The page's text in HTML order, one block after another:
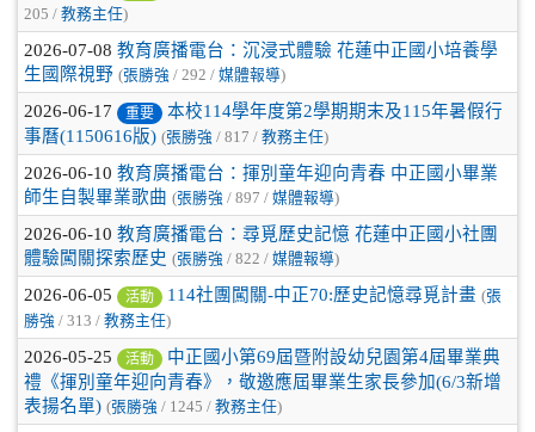
205 / 教務主任)
2026-07-08 教育廣播電台：沉浸式體驗 花蓮中正國小培養學
生國際視野 (張勝強 / 292 / 媒體報導)
2026-06-17 重要
本校114學年度第2學期期末及115年暑假行
事曆(1150616版) (張勝強 / 817 / 教務主任)
2026-06-10 教育廣播電台：揮別童年迎向青春 中正國小畢業
師生自製畢業歌曲 (張勝強 / 897 / 媒體報導)
2026-06-10 教育廣播電台：尋覓歷史記憶 花蓮中正國小社團
體驗闖關探索歷史 (張勝強 / 822 / 媒體報導)
2026-06-05 活動 114社團闖關-中正70:歷史記憶尋覓計畫 (張
勝強 / 313 / 教務主任)
2026-05-25 活動
中正國小第69屆暨附設幼兒園第4屆畢業典
禮《揮別童年迎向青春》，敬邀應屆畢業生家長參加(6/3新增
表揚名單) (張勝強 / 1245 / 教務主任)